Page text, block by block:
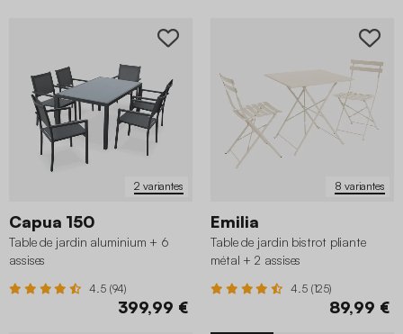
2 variantes
Capua 150
Table de jardin aluminium + 6
assises
4.5 (94)
399,99 €
8 variantes
Emilia
Table de jardin bistrot pliante
métal + 2 assises
4.5 (125)
89,99 €